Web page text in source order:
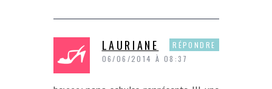
LAURIANE
06/06/2014 À 08:37
RÉPONDRE